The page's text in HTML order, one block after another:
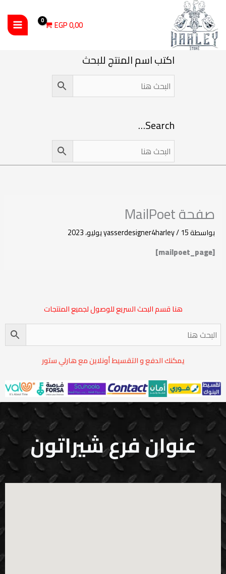
المحتوى
0,00
EGP
اكتب اسم المنتج للبحث
Search…
صفحة MailPoet
بواسطة yasserdesigner4harley/15 يوليو، 2023
[mailpoet_page]
هنا قسم البحث السريع للوصول لجميع المنتجات
يمكنك الدفع و التقسيط أونلاين مع هارلي ستور
عنوان فرع شيراتون